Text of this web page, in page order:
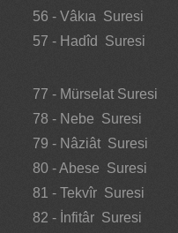
56 - Vâkıa Suresi
57 - Hadîd Suresi
77 - Mürselat Suresi
78 - Nebe Suresi
79 - Nâziât Suresi
80 - Abese Suresi
81 - Tekvîr Suresi
82 - İnfitâr Suresi